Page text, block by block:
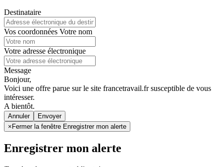
Destinataire
Vos coordonnées Votre nom
Votre adresse électronique
Message
Bonjour,
Voici une offre parue sur le site francetravail.fr susceptible de vous
intéresser.
A bientôt.
Annuler
× Fermer la fenêtre Enregistrer mon alerte
Enregistrer mon alerte